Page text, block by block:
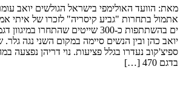
מאת: הוועד האולימפי בישראל הגולשים יואב
אתמול בתחרות "גביע קיסריה" לזכרו של איתי
ים בהשתתפות כ-300 שייטים שהתחרו
יואב כהן ובין הנשים סיימה במקום השני נגה גלר.
ספיצ'קוב נעדרו בגלל פציעות. נוי דריהן נפצעה
בדגם 470 […]